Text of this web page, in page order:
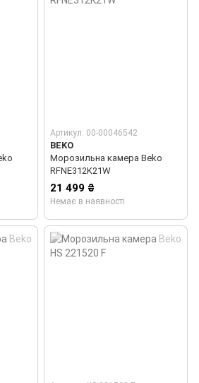
Артикул: 00-00046542
BEKO
Морозильна камера Beko
RFNE312K21W
21 499 ₴
Немає в наявності